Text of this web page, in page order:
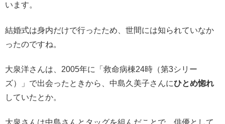
います。
結婚式は身内だけで行ったため、世間には知られていなか
ったのですね。
大泉洋さんは、2005年に「救命病棟24時（第3シリー
ズ）」で出会ったときから、中島久美子さんにひとめ惚れ
していたとか。